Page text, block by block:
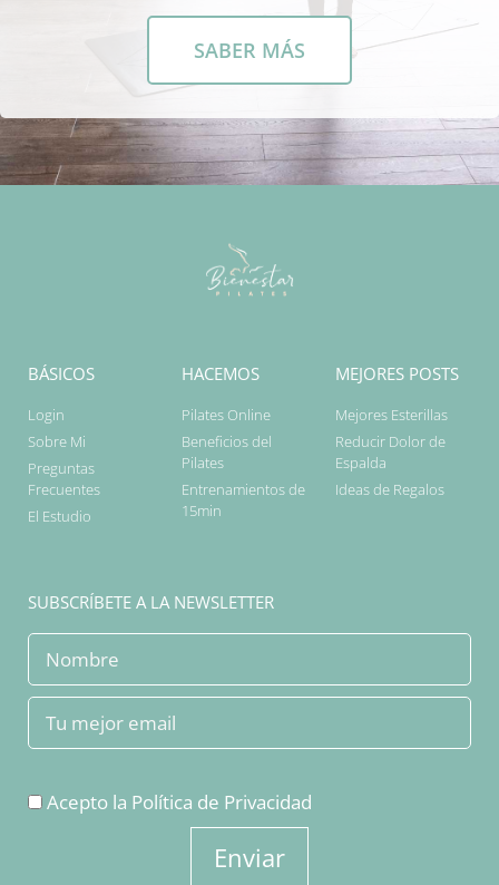
SABER MÁS
BÁSICOS
Login
Sobre Mi
Preguntas
Frecuentes
El Estudio
HACEMOS
Pilates Online
Beneficios del
Pilates
Entrenamientos de
15min
MEJORES POSTS
Mejores Esterillas
Reducir Dolor de
Espalda
Ideas de Regalos
SUBSCRÍBETE A LA NEWSLETTER
Acepto la Política de Privacidad